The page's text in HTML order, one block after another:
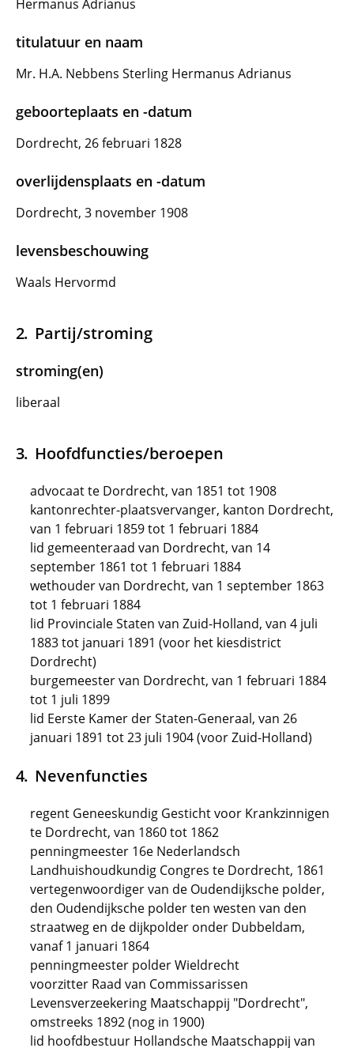
Hermanus Adrianus
titulatuur en naam
Mr. H.A. Nebbens Sterling Hermanus Adrianus
geboorteplaats en -datum
Dordrecht, 26 februari 1828
overlijdensplaats en -datum
Dordrecht, 3 november 1908
levensbeschouwing
Waals Hervormd
Partij/stroming
stroming(en)
liberaal
Hoofdfuncties/beroepen
advocaat te Dordrecht, van 1851 tot 1908
kantonrechter-plaatsvervanger, kanton Dordrecht,
van 1 februari 1859 tot 1 februari 1884
lid gemeenteraad van Dordrecht, van 14
september 1861 tot 1 februari 1884
wethouder van Dordrecht, van 1 september 1863
tot 1 februari 1884
lid Provinciale Staten van Zuid-Holland, van 4 juli
1883 tot januari 1891 (voor het kiesdistrict
Dordrecht)
burgemeester van Dordrecht, van 1 februari 1884
tot 1 juli 1899
lid Eerste Kamer der Staten-Generaal, van 26
januari 1891 tot 23 juli 1904 (voor Zuid-Holland)
Nevenfuncties
regent Geneeskundig Gesticht voor Krankzinnigen
te Dordrecht, van 1860 tot 1862
penningmeester 16e Nederlandsch
Landhuishoudkundig Congres te Dordrecht, 1861
vertegenwoordiger van de Oudendijksche polder,
den Oudendijksche polder ten westen van den
straatweg en de dijkpolder onder Dubbeldam,
vanaf 1 januari 1864
penningmeester polder Wieldrecht
voorzitter Raad van Commissarissen
Levensverzeekering Maatschappij "Dordrecht",
omstreeks 1892 (nog in 1900)
lid hoofdbestuur Hollandsche Maatschappij van